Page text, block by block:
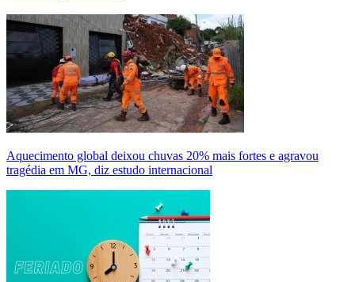
Aquecimento global deixou chuvas 20% mais fortes e agravou
tragédia em MG, diz estudo internacional